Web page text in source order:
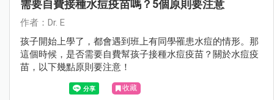
需要自費接種水痘疫苗嗎？5個原則要注意
作者：Dr. E
孩子開始上學了，都會遇到班上有同學罹患水痘的情形。那
這個時候，是否需要自費幫孩子接種水痘疫苗？關於水痘疫
苗，以下幾點原則要注意！
收藏